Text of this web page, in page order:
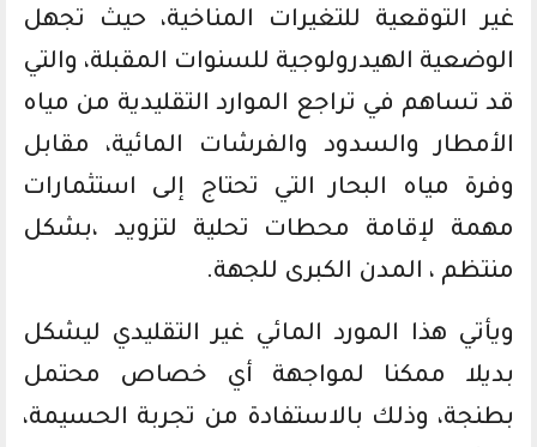
غير التوقعية للتغيرات المناخية، حيث تجهل
الوضعية الهيدرولوجية للسنوات المقبلة، والتي
قد تساهم في تراجع الموارد التقليدية من مياه
الأمطار والسدود والفرشات المائية، مقابل
وفرة مياه البحار التي تحتاج إلى استثمارات
مهمة لإقامة محطات تحلية لتزويد ،بشكل
منتظم ، المدن الكبرى للجهة.
ويأتي هذا المورد المائي غير التقليدي ليشكل
بديلا ممكنا لمواجهة أي خصاص محتمل
بطنجة، وذلك بالاستفادة من تجربة الحسيمة،